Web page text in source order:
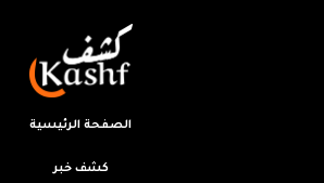
الصفحة الرئيسية
كشف خبر